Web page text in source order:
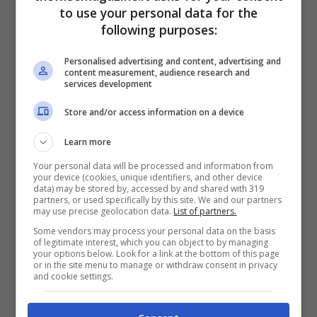
fondato nel 1982) la cui traduzione del
nome è “partito di Dio”. È articolata in tre
parti: una politica, una militare (il Consiglio
della Jihad) e una assistenzialista.
nel momento in cui Israele occupò la parte
meridionale del Libano e la parte militare
venne addestrata da un contingente di
1500pasdarangiunti dall’Iran con il
consenso di Damasco, che ai tempi
occupava la terra dei cedri.
Il Future Movement è un partito
ufficialmente secolare, ma finanziato per
la maggior parte dalle fondazioni sunnite
to use your personal data for the
following purposes:
Personalised advertising and content, advertising and
content measurement, audience research and
services development
Store and/or access information on a device
Learn more
Your personal data will be processed and information from
your device (cookies, unique identifiers, and other device
data) may be stored by, accessed by and shared with 319
partners, or used specifically by this site. We and our partners
may use precise geolocation data. List of partners.
Some vendors may process your personal data on the basis
of legitimate interest, which you can object to by managing
your options below. Look for a link at the bottom of this page
or in the site menu to manage or withdraw consent in privacy
and cookie settings.